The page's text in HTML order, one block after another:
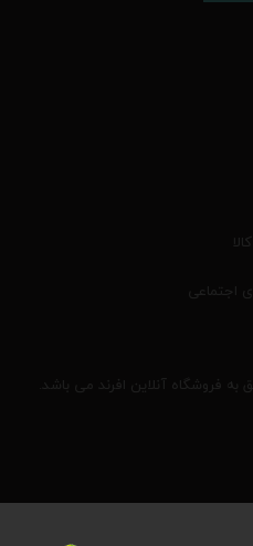
فروشگاه آنلاین افرند می باشد.
اجتماعی